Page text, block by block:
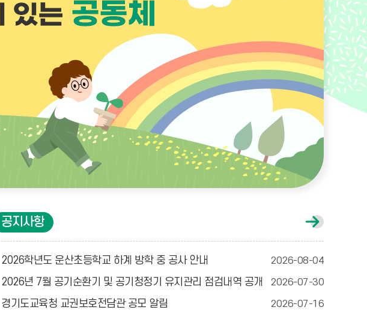
공지사항
2026학년도 운산초등학교 하계 방학 중 공사 안내 2026-08-04
2026년 7월 공기순환기 및 공기청정기 유지관리 점검내역 공개 2026-07-30
경기도교육청 교권보호전담관 공모 알림 2026-07-16
공
지
사
항
게
시
글
더